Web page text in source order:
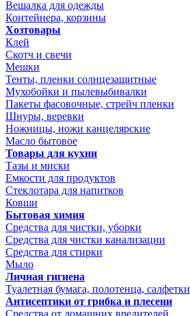
Вешалка для одежды
Контейнера, корзины
Хозтовары
Клей
Скотч и свечи
Мешки
Тенты, пленки солнцезащитные
Мухобойки и пылевыбивалки
Пакеты фасовочные, стрейч пленки
Шнуры, веревки
Ножницы, ножи канцелярские
Масло бытовое
Товары для кухни
Тазы и миски
Емкости для продуктов
Стеклотара для напитков
Ковши
Бытовая химия
Средства для чистки, уборки
Средства для чистки канализации
Средства для стирки
Мыло
Личная гигиена
Туалетная бумага, полотенца, салфетки
Антисептики от грибка и плесени
Средства от домашних вредителей